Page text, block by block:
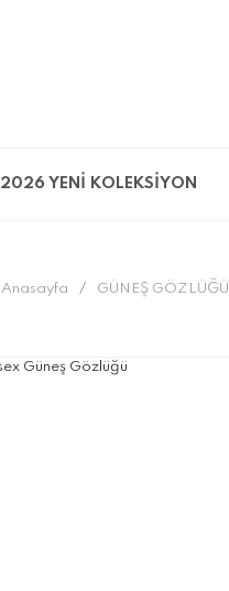
2026 YENİ KOLEKSİYON
Anasayfa GÜNEŞ GÖZLÜĞÜ